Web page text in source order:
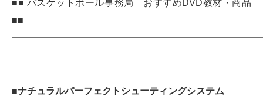
■■ バスケットボール事務局 おすすめDVD教材・商品
■■
■ナチュラルパーフェクトシューティングシステム